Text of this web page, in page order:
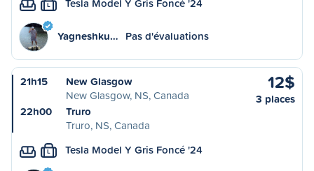
L Tesla Model Y Gris Foncé '24
Yagneshku… Pas d'évaluations
21h15
New Glasgow
New Glasgow, NS, Canada
22h00
Truro
Truro, NS, Canada
12$
3 places
L Tesla Model Y Gris Foncé '24